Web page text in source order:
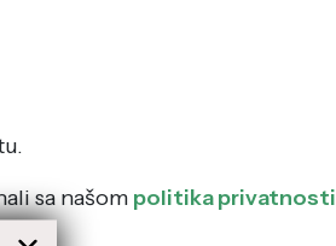
sa našom politika privatnosti